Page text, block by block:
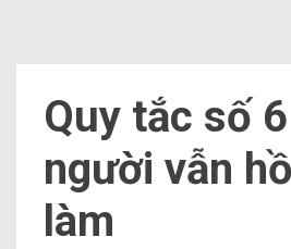
Quy tắc số
người vẫn
làm